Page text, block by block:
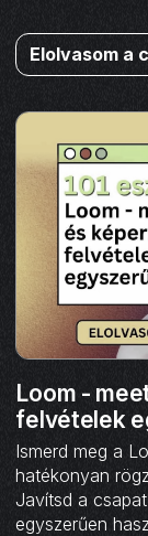
Elolvasom a
Loom -
felvételek
Ismerd meg a
hatékonyan
Javítsd a
egyszerűen